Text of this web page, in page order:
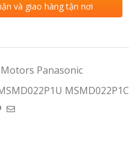
và giao hàng tận nơi
Motors Panasonic
MSMD022P1C